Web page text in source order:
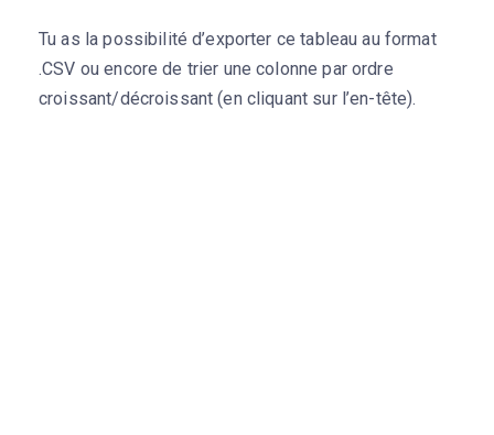
Tu as la possibilité d’exporter ce tableau au format
.CSV ou encore de trier une colonne par ordre
croissant/décroissant (en cliquant sur l’en-tête).